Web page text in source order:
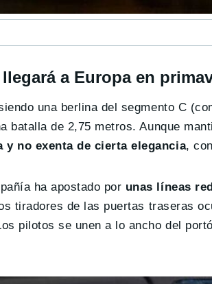
a Europa en
una berlina del segmento C
batalla de 2,75 metros. Aunque
y no exenta de cierta elegancia,
ha apostado por unas líneas
tiradores de las puertas traseras
pilotos se unen a lo ancho del